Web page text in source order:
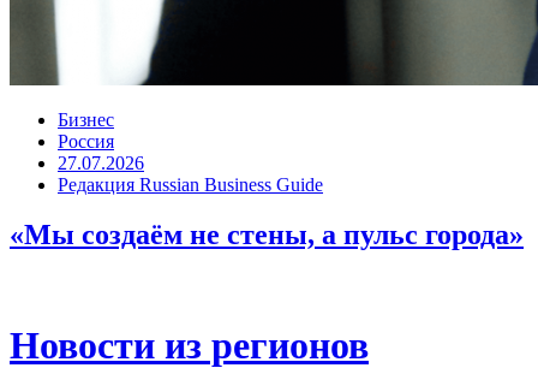
Бизнес
Россия
27.07.2026
Редакция Russian Business Guide
«Мы создаём не стены, а пульс города»
Новости из регионов